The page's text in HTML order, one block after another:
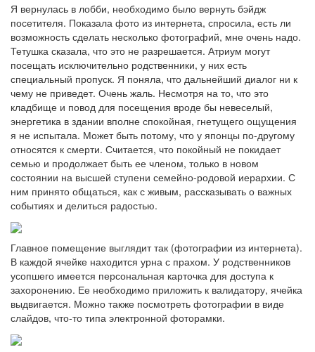
Я вернулась в лобби, необходимо было вернуть бэйдж
посетителя. Показала фото из интернета, спросила, есть ли
возможность сделать несколько фотографий, мне очень надо.
Тетушка сказала, что это не разрешается. Атриум могут
посещать исключительно родственники, у них есть
специальный пропуск. Я поняла, что дальнейший диалог ни к
чему не приведет. Очень жаль. Несмотря на то, что это
кладбище и повод для посещения вроде бы невеселый,
энергетика в здании вполне спокойная, гнетущего ощущения
я не испытала. Может быть потому, что у японцы по-другому
относятся к смерти. Считается, что покойный не покидает
семью и продолжает быть ее членом, только в новом
состоянии на высшей ступени семейно-родовой иерархии. С
ним принято общаться, как с живым, рассказывать о важных
событиях и делиться радостью.
Главное помещение выглядит так (фотографии из интернета).
В каждой ячейке находится урна с прахом. У родственников
усопшего имеется персональная карточка для доступа к
захоронению. Ее необходимо приложить к валидатору, ячейка
выдвигается. Можно также посмотреть фотографии в виде
слайдов, что-то типа электронной фоторамки.